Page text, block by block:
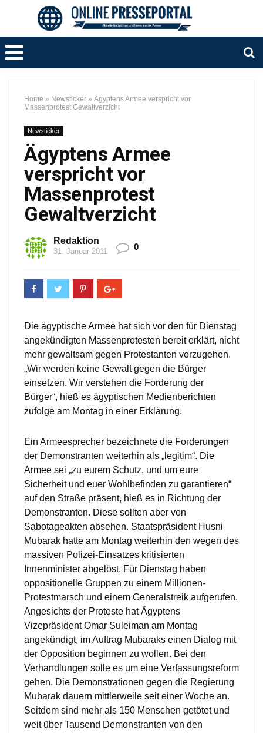
Home » Newsticker » Ägyptens Armee verspricht vor
Massenprotest Gewaltverzicht
Newsticker
Ägyptens Armee
verspricht vor
Massenprotest
Gewaltverzicht
Redaktion
31. Januar 2011 0
Die ägyptische Armee hat sich vor den für Dienstag
angekündigten Massenprotesten bereit erklärt, nicht
mehr gewaltsam gegen Protestanten vorzugehen.
„Wir werden keine Gewalt gegen die Bürger
einsetzen. Wir verstehen die Forderung der
Bürger“, hieß es ägyptischen Medienberichten
zufolge am Montag in einer Erklärung.
Ein Armeesprecher bezeichnete die Forderungen
der Demonstranten weiterhin als „legitim“. Die
Armee sei „zu eurem Schutz, und um eure
Sicherheit und euer Wohlbefinden zu garantieren“
auf den Straße präsent, hieß es in Richtung der
Demonstranten. Diese sollten aber von
Sabotageakten absehen. Staatspräsident Husni
Mubarak hatte am Montag weiterhin den wegen des
massiven Polizei-Einsatzes kritisierten
Innenminister abgelöst. Für Dienstag haben
oppositionelle Gruppen zu einem Millionen-
Protestmarsch und einem Generalstreik aufgerufen.
Angesichts der Proteste hat Ägyptens
Vizepräsident Omar Suleiman am Montag
angekündigt, im Auftrag Mubaraks einen Dialog mit
der Opposition beginnen zu wollen. Bei den
Verhandlungen solle es um eine Verfassungsreform
gehen. Die Demonstrationen gegen die Regierung
Mubarak dauern mittlerweile seit einer Woche an.
Seitdem sind mehr als 150 Menschen getötet und
weit über Tausend Demonstranten von den